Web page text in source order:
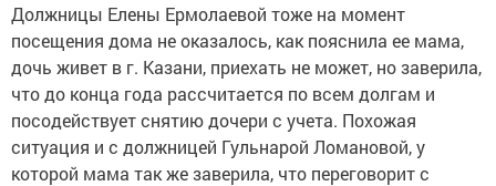
Должницы Елены Ермолаевой тоже на момент
посещения дома не оказалось, как пояснила ее мама,
дочь живет в г. Казани, приехать не может, но заверила,
что до конца года рассчитается по всем долгам и
посодействует снятию дочери с учета. Похожая
ситуация и с должницей Гульнарой Ломановой, у
которой мама так же заверила, что переговорит с